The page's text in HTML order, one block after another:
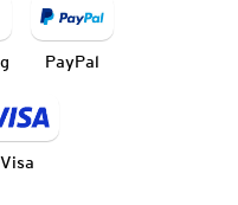
PayPal
Visa